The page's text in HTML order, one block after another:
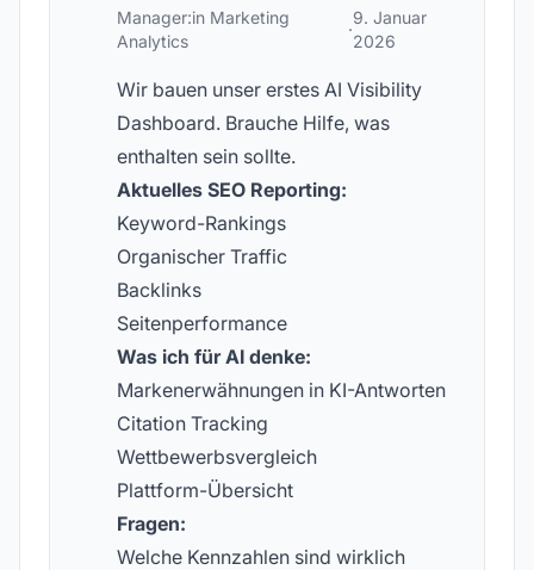
Manager:in Marketing
Analytics
·
9. Januar
2026
Wir bauen unser erstes AI Visibility
Dashboard. Brauche Hilfe, was
enthalten sein sollte.
Aktuelles SEO Reporting:
Keyword-Rankings
Organischer Traffic
Backlinks
Seitenperformance
Was ich für AI denke:
Markenerwähnungen in KI-Antworten
Citation Tracking
Wettbewerbsvergleich
Plattform-Übersicht
Fragen:
Welche Kennzahlen sind wirklich